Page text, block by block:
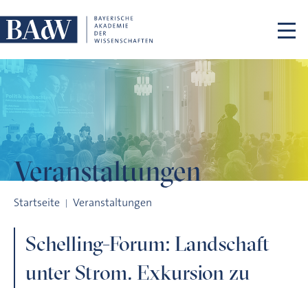
Veranstaltungen
Startseite Veranstaltungen
Schelling-Forum: Landschaft
unter Strom. Exkursion zu